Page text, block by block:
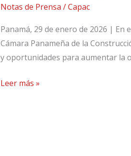
Notas de Prensa /Capac
Panamá, 29 de enero de 2026 | En
Cámara Panameña de la
y oportunidades para aumentar la
Leer más »